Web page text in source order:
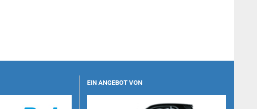
EIN ANGEBOT VON